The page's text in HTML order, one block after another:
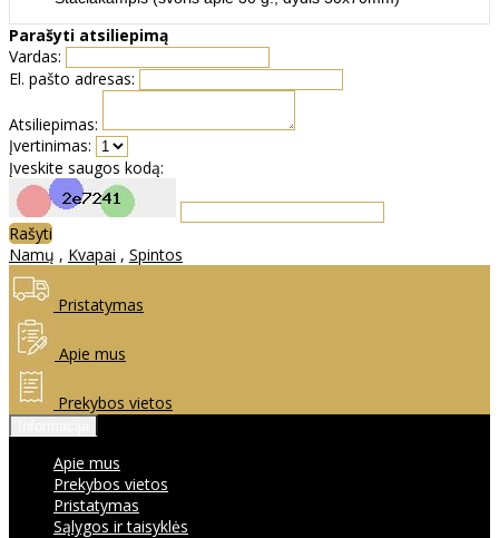
Parašyti atsiliepimą
Vardas:
El. pašto adresas:
Atsiliepimas:
Įvertinimas:
Įveskite saugos kodą:
Rašyti
Namų , Kvapai , Spintos
Pristatymas
Apie mus
Prekybos vietos
Apie mus
Prekybos vietos
Pristatymas
Sąlygos ir taisyklės